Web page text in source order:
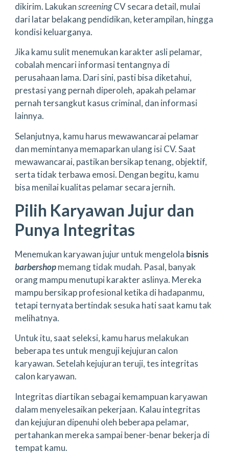
dikirim. LakukanscreeningCV secara detail, mulai
dari latar belakang pendidikan, keterampilan, hingga
kondisi keluarganya.
Jika kamu sulit menemukan karakter asli pelamar,
cobalah mencari informasi tentangnya di
perusahaan lama. Dari sini, pasti bisa diketahui,
prestasi yang pernah diperoleh, apakah pelamar
pernah tersangkut kasus criminal, dan informasi
lainnya.
Selanjutnya, kamu harus mewawancarai pelamar
dan memintanya memaparkan ulang isi CV. Saat
mewawancarai, pastikan bersikap tenang, objektif,
serta tidak terbawa emosi. Dengan begitu, kamu
bisa menilai kualitas pelamar secara jernih.
Pilih Karyawan Jujur dan
Punya Integritas
Menemukan karyawan jujur untuk mengelola bisnis
barbershopmemang tidak mudah. Pasal, banyak
orang mampu menutupi karakter aslinya. Mereka
mampu bersikap profesional ketika di hadapanmu,
tetapi ternyata bertindak sesuka hati saat kamu tak
melihatnya.
Untuk itu, saat seleksi, kamu harus melakukan
beberapa tes untuk menguji kejujuran calon
karyawan. Setelah kejujuran teruji, tes integritas
calon karyawan.
Integritas diartikan sebagai kemampuan karyawan
dalam menyelesaikan pekerjaan. Kalau integritas
dan kejujuran dipenuhi oleh beberapa pelamar,
pertahankan mereka sampai bener-benar bekerja di
tempat kamu.